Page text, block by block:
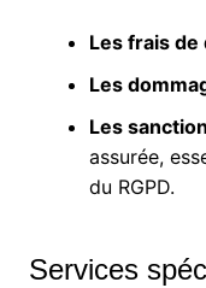
Les frais
Les
Les
assurée,
du RGPD.
Services